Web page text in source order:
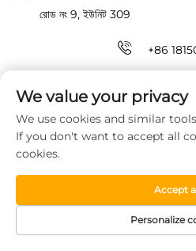
রোড নং 9, ইউনিট 309
+86
কপিরাইট © 2026 গুয়াংঝো হাওইন নিউ
সংরক্ষিত। গোপনীয়তা নীতি
HOMEPAGE পণ্য সামগ্রী
We value your privacy
We use cookies and similar
If you don't want to accept all
cookies.
Personalize
Accept